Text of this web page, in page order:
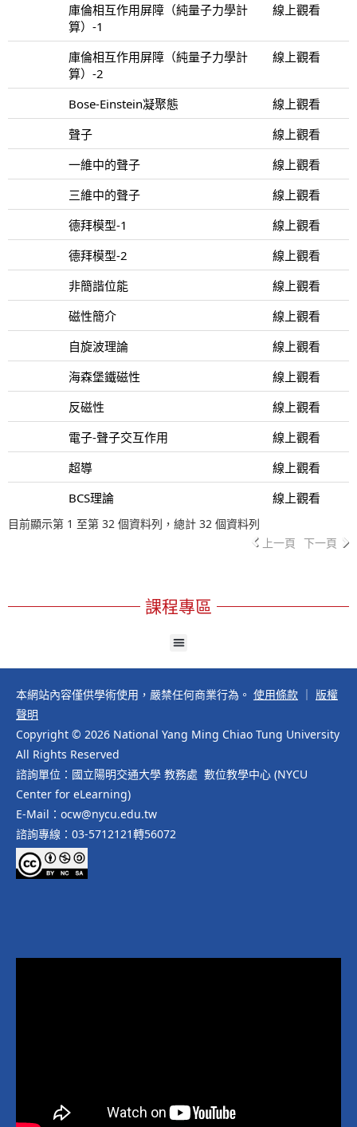
庫倫相互作用屏障（純量子力學計
算）-1
線上觀看
庫倫相互作用屏障（純量子力學計
算）-2
線上觀看
Bose-Einstein凝聚態
線上觀看
聲子
線上觀看
一維中的聲子
線上觀看
三維中的聲子
線上觀看
德拜模型-1
線上觀看
德拜模型-2
線上觀看
非簡諧位能
線上觀看
磁性簡介
線上觀看
自旋波理論
線上觀看
海森堡鐵磁性
線上觀看
反磁性
線上觀看
電子-聲子交互作用
線上觀看
超導
線上觀看
BCS理論
線上觀看
目前顯示第 1 至第 32 個資料列，總計 32 個資料列
上一頁 下一頁
課程專區
本網站內容僅供學術使用，嚴禁任何商業行為。 使用條款
版權
聲明
Copyright © 2026 National Yang Ming Chiao Tung University
All Rights Reserved
諮詢單位：國立陽明交通大學 教務處 數位教學中心 (NYCU
Center for eLearning)
E-Mail：ocw@nycu.edu.tw
諮詢專線：03-5712121轉56072